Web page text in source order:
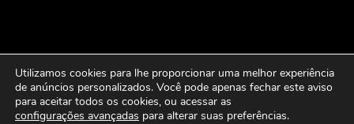
Utilizamos cookies para lhe proporcionar uma melhor experiência
de anúncios personalizados. Você pode apenas fechar este aviso
para aceitar todos os cookies, ou acessar as
configurações avançadas para alterar suas preferências.